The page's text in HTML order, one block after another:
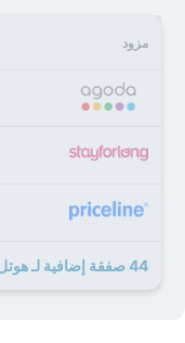
مزود
44 صفقة إضافية لـ هوتل جرافي شيبويا